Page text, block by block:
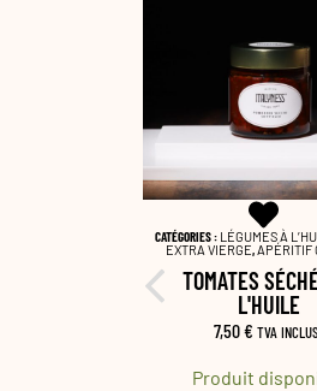
CATÉGORIES : LÉGUMES À
EXTRA VIERGE,APÉRITIF
TOMATES
L'HUILE
7,50€ TVA
Produit